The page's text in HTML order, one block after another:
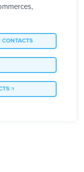
CONTACTS